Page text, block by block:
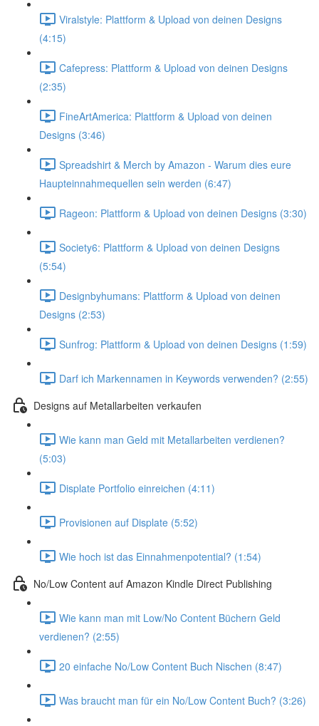
Viralstyle: Plattform & Upload von deinen Designs
(4:15)
Cafepress: Plattform & Upload von deinen Designs
(2:35)
FineArtAmerica: Plattform & Upload von deinen
Designs (3:46)
Spreadshirt & Merch by Amazon - Warum dies eure
Haupteinnahmequellen sein werden (6:47)
Rageon: Plattform & Upload von deinen Designs (3:30)
Society6: Plattform & Upload von deinen Designs
(5:54)
Designbyhumans: Plattform & Upload von deinen
Designs (2:53)
Sunfrog: Plattform & Upload von deinen Designs (1:59)
Darf ich Markennamen in Keywords verwenden? (2:55)
Designs auf Metallarbeiten verkaufen
Wie kann man Geld mit Metallarbeiten verdienen?
(5:03)
Displate Portfolio einreichen (4:11)
Provisionen auf Displate (5:52)
Wie hoch ist das Einnahmenpotential? (1:54)
No/Low Content auf Amazon Kindle Direct Publishing
Wie kann man mit Low/No Content Büchern Geld
verdienen? (2:55)
20 einfache No/Low Content Buch Nischen (8:47)
Was braucht man für ein No/Low Content Buch? (3:26)